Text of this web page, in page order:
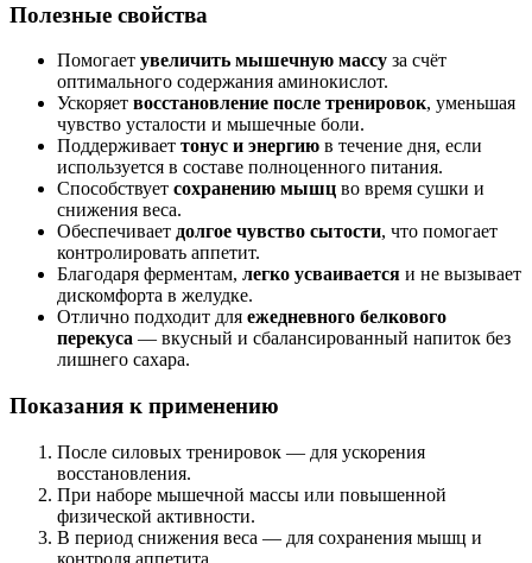
Полезные свойства
Помогает увеличить мышечную массу за счёт
оптимального содержания аминокислот.
Ускоряет восстановление после тренировок, уменьшая
чувство усталости и мышечные боли.
Поддерживает тонус и энергию в течение дня, если
используется в составе полноценного питания.
Способствует сохранению мышц во время сушки и
снижения веса.
Обеспечивает долгое чувство сытости, что помогает
контролировать аппетит.
Благодаря ферментам, легко усваивается и не вызывает
дискомфорта в желудке.
Отлично подходит для ежедневного белкового
перекуса — вкусный и сбалансированный напиток без
лишнего сахара.
Показания к применению
После силовых тренировок — для ускорения
восстановления.
При наборе мышечной массы или повышенной
физической активности.
В период снижения веса — для сохранения мышц и
контроля аппетита.